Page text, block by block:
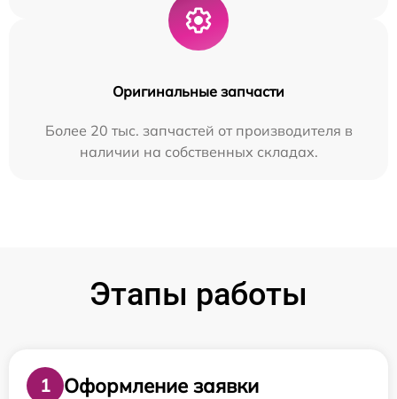
Оригинальные запчасти
Более 20 тыс. запчастей от производителя в
наличии на собственных складах.
Этапы работы
1
Оформление заявки